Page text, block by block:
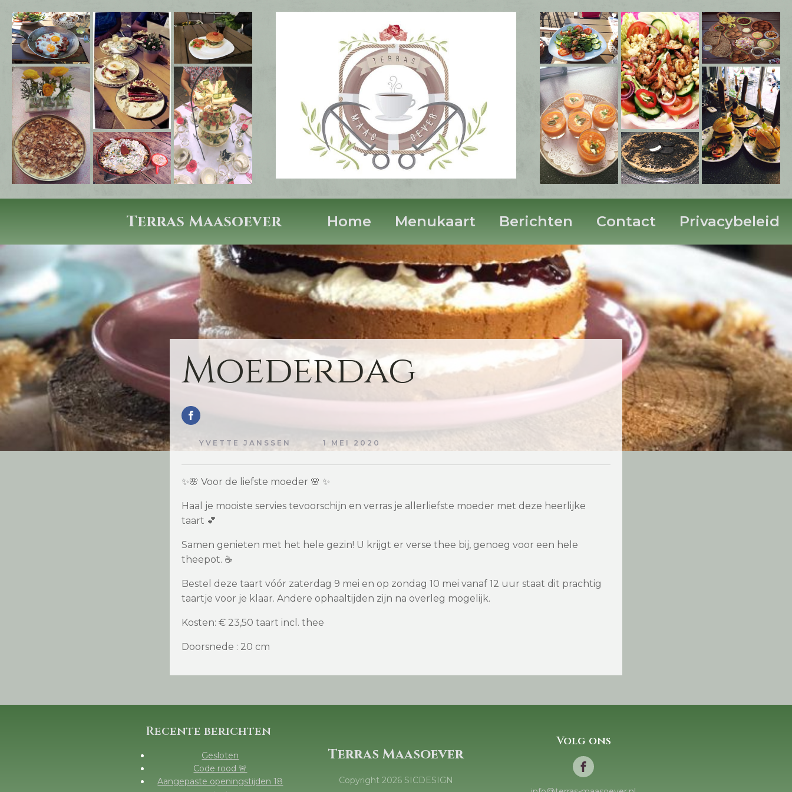
Terras Maasoever Home Menukaart Berichten Contact Privacybeleid
Moederdag
YVETTE JANSSEN 1 MEI 2020
✨🌸 Voor de liefste moeder 🌸 ✨
Haal je mooiste servies tevoorschijn en verras je allerliefste moeder met deze heerlijke
taart 💕
Samen genieten met het hele gezin! U krijgt er verse thee bij, genoeg voor een hele
theepot. ☕
Bestel deze taart vóór zaterdag 9 mei en op zondag 10 mei vanaf 12 uur staat dit prachtig
taartje voor je klaar. Andere ophaaltijden zijn na overleg mogelijk.
Kosten: € 23,50 taart incl. thee
Doorsnede : 20 cm
Recente berichten
Gesloten
Code rood 🚨
Aangepaste openingstijden 18
Terras Maasoever
Copyright 2026 SICDESIGN
Volg ons